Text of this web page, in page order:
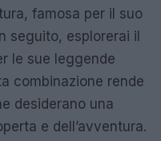
famosa per il suo
seguito, esplorerai il
le sue leggende
combinazione rende
desiderano una
e dell’avventura.